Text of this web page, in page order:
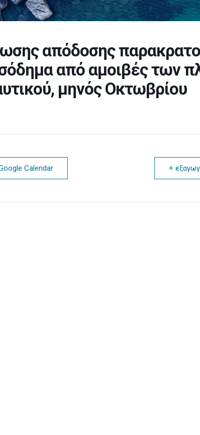
απόδοσης
από αμοιβές των
μηνός Οκτωβρίου
Calendar +